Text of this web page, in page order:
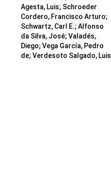
Agesta, Luis; Schroeder
Cordero, Francisco Arturo;
Schwartz, Carl E.; Alfonso
da Silva, José; Valadés,
Diego; Vega García, Pedro
de; Verdesoto Salgado, Luis